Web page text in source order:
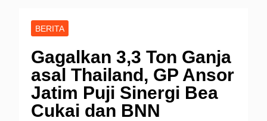
BERITA
Gagalkan 3,3 Ton Ganja
asal Thailand, GP Ansor
Jatim Puji Sinergi Bea
Cukai dan BNN